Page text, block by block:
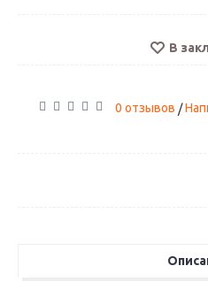
В
0 отзывов /